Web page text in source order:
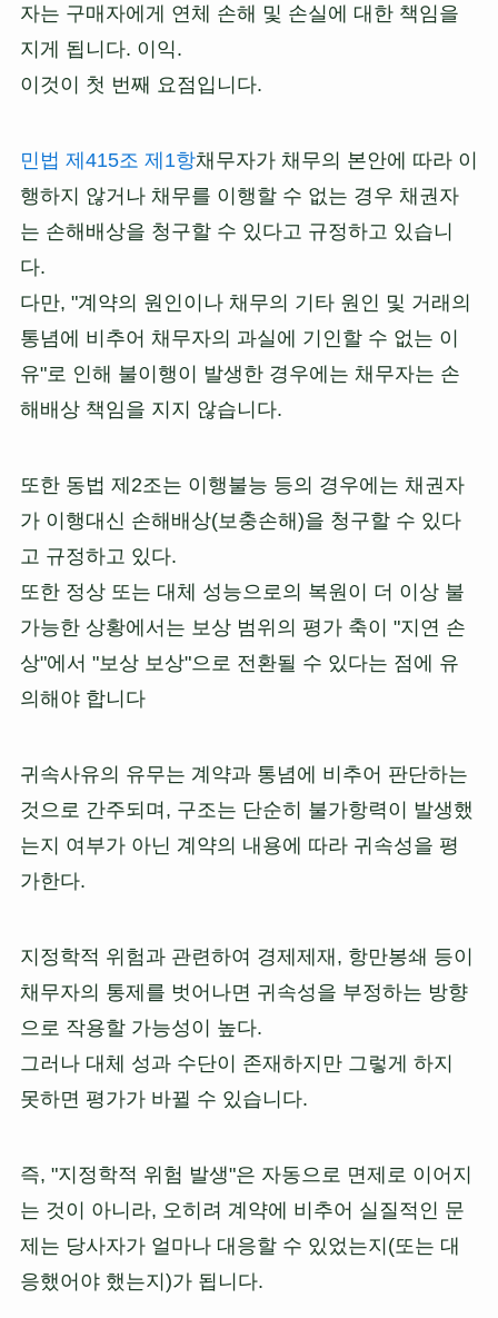
자는 구매자에게 연체 손해 및 손실에 대한 책임을
지게 됩니다. 이익.
이것이 첫 번째 요점입니다.
민법 제415조 제1항채무자가 채무의 본안에 따라 이
행하지 않거나 채무를 이행할 수 없는 경우 채권자
는 손해배상을 청구할 수 있다고 규정하고 있습니
다.
다만, "계약의 원인이나 채무의 기타 원인 및 거래의
통념에 비추어 채무자의 과실에 기인할 수 없는 이
유"로 인해 불이행이 발생한 경우에는 채무자는 손
해배상 책임을 지지 않습니다.
또한 동법 제2조는 이행불능 등의 경우에는 채권자
가 이행대신 손해배상(보충손해)을 청구할 수 있다
고 규정하고 있다.
또한 정상 또는 대체 성능으로의 복원이 더 이상 불
가능한 상황에서는 보상 범위의 평가 축이 "지연 손
상"에서 "보상 보상"으로 전환될 수 있다는 점에 유
의해야 합니다
귀속사유의 유무는 계약과 통념에 비추어 판단하는
것으로 간주되며, 구조는 단순히 불가항력이 발생했
는지 여부가 아닌 계약의 내용에 따라 귀속성을 평
가한다.
지정학적 위험과 관련하여 경제제재, 항만봉쇄 등이
채무자의 통제를 벗어나면 귀속성을 부정하는 방향
으로 작용할 가능성이 높다.
그러나 대체 성과 수단이 존재하지만 그렇게 하지
못하면 평가가 바뀔 수 있습니다.
즉, "지정학적 위험 발생"은 자동으로 면제로 이어지
는 것이 아니라, 오히려 계약에 비추어 실질적인 문
제는 당사자가 얼마나 대응할 수 있었는지(또는 대
응했어야 했는지)가 됩니다.